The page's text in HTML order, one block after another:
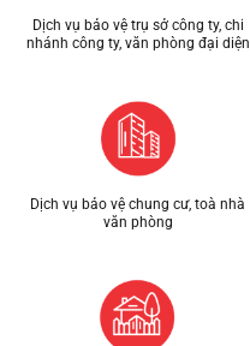
Dịch vụ bảo vệ trụ sở công ty, chi
nhánh công ty, văn phòng đại diện
Dịch vụ bảo vệ chung cư, toà nhà
văn phòng